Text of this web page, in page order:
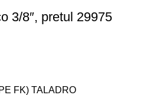
3/8″, pretul 29975